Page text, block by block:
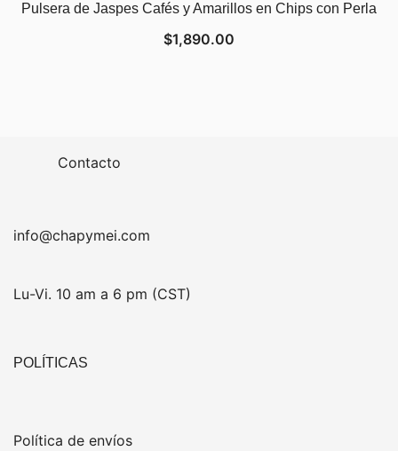
Pulsera de Jaspes Cafés y Amarillos en Chips con Perla
$1,890.00
Contacto
info@chapymei.com
Lu-Vi. 10 am a 6 pm (CST)
POLÍTICAS
Política de envíos